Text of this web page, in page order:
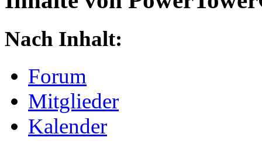
Nach Inhalt:
Forum
Mitglieder
Kalender